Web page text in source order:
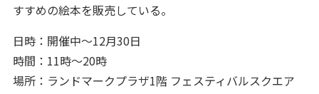
すすめの絵本を販売している。
日時：開催中～12月30日
時間：11時～20時
場所：ランドマークプラザ1階 フェスティバルスクエア